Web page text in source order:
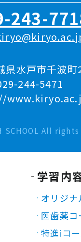
243-
県水戸市千波
244-5471
SCHOOL All
学習内
オリジ
医歯薬コ
特進iコ